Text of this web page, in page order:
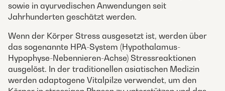
sowie in ayurvedischen Anwendungen seit
Jahrhunderten geschätzt werden.
Wenn der Körper Stress ausgesetzt ist, werden über
das sogenannte HPA-System (Hypothalamus-
Hypophyse-Nebennieren-Achse) Stressreaktionen
ausgelöst. In der traditionellen asiatischen Medizin
werden adaptogene Vitalpilze verwendet, um den